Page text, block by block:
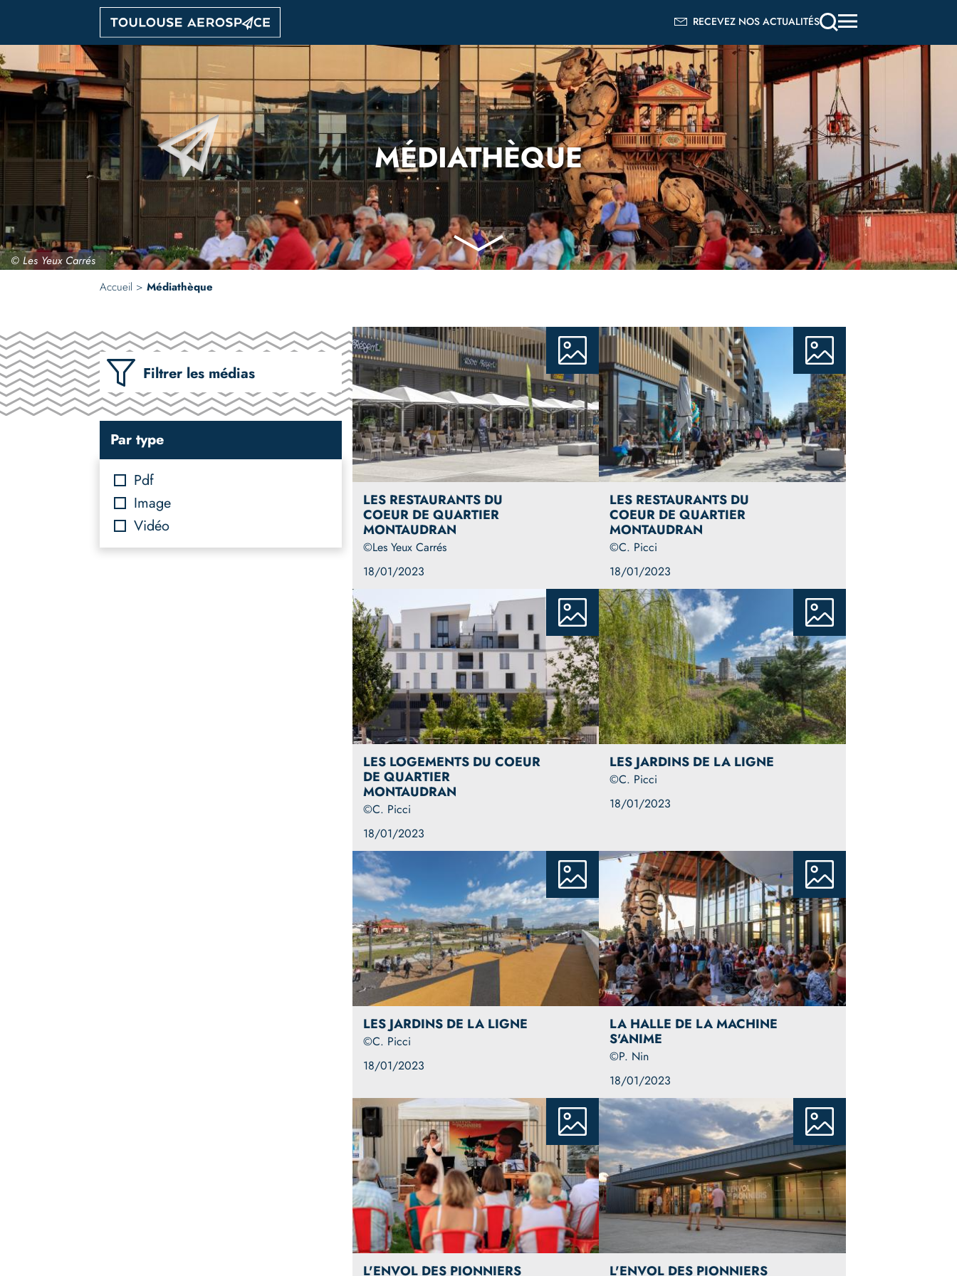
Aller
au
contenu
principal
RECEVEZ NOS ACTUALITÉS
Image
MÉDIATHÈQUE
© Les Yeux Carrés
Accueil
Médiathèque
Filtrer les médias
Par type
Pdf
Image
Vidéo
LES RESTAURANTS DU
COEUR DE QUARTIER
MONTAUDRAN
©Les Yeux Carrés
18/01/2023
LES RESTAURANTS DU
COEUR DE QUARTIER
MONTAUDRAN
©C. Picci
18/01/2023
LES LOGEMENTS DU COEUR
DE QUARTIER
MONTAUDRAN
©C. Picci
18/01/2023
LES JARDINS DE LA LIGNE
©C. Picci
18/01/2023
LES JARDINS DE LA LIGNE
©C. Picci
18/01/2023
LA HALLE DE LA MACHINE
S'ANIME
©P. Nin
18/01/2023
L'ENVOL DES PIONNIERS
L'ENVOL DES PIONNIERS